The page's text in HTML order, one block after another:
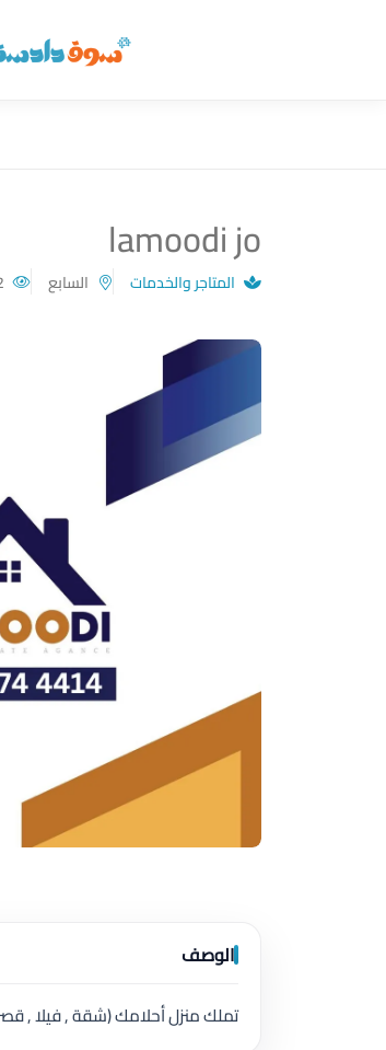
سوق دادسترز
lamoodi jo
المتاجر والخدمات السابع
الوصف
تملك منزل أحلامك (شقة , فيلا , قصر ,